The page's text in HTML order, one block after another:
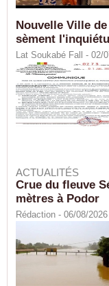
Nouvelle Ville
sèment
Lat Soukabé Fall - 02/
ACTUALITÉS
Crue du fleuve
mètres à Podor
Rédaction - 06/08/